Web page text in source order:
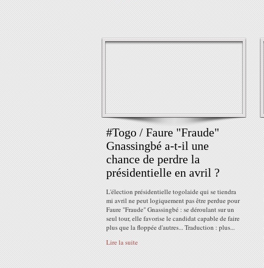
#Togo / Faure "Fraude"
Gnassingbé a-t-il une
chance de perdre la
présidentielle en avril ?
L'élection présidentielle togolaide qui se tiendra
mi avril ne peut logiquement pas être perdue pour
Faure "Fraude" Gnassingbé : se déroulant sur un
seul tour, elle favorise le candidat capable de faire
plus que la floppée d'autres... Traduction : plus...
Lire la suite